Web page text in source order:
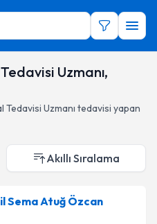
Uzmanı,
Uzmanı tedavisi yapan
Akıllı Sıralama
Sema Atuğ Özcan